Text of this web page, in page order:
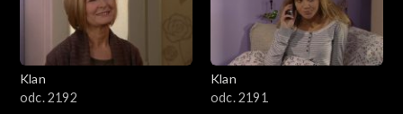
3101–3200
3001–3100
Klan
odc. 2192
Klan
odc. 2191